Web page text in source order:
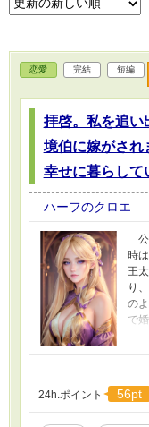
恋愛 完結 短編
拝啓。私を追
境伯に嫁がされ
幸せに暮らして
ハーフのクロエ
公
時
王
り
の
で
て
で
記
る。
24h.ポイント 56pt